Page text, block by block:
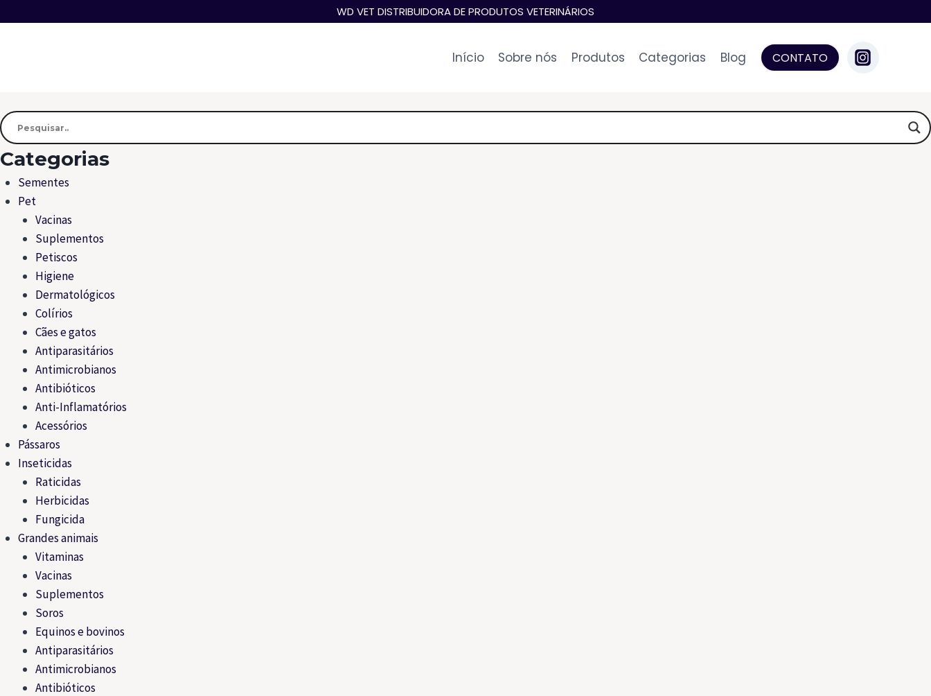
WD VET DISTRIBUIDORA DE PRODUTOS VETERINÁRIOS
Início Sobre nós Produtos Categorias Blog CONTATO
Categorias
Sementes
Pet
Vacinas
Suplementos
Petiscos
Higiene
Dermatológicos
Colírios
Cães e gatos
Antiparasitários
Antimicrobianos
Antibióticos
Anti-Inflamatórios
Acessórios
Pássaros
Inseticidas
Raticidas
Herbicidas
Fungicida
Grandes animais
Vitaminas
Vacinas
Suplementos
Soros
Equinos e bovinos
Antiparasitários
Antimicrobianos
Antibióticos